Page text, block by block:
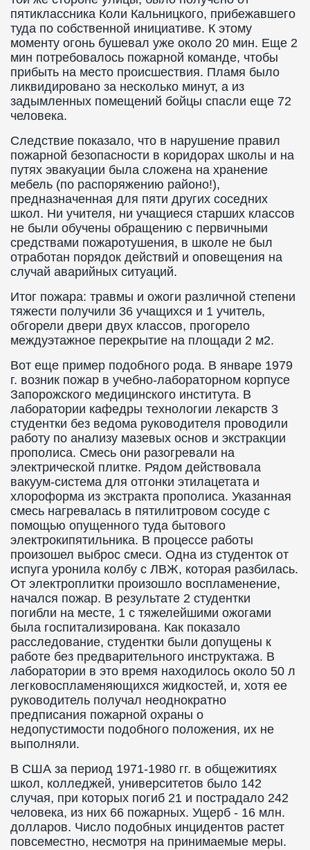
пятиклассника Коли Кальницкого, прибежавшего
туда по собственной инициативе. К этому
моменту огонь бушевал уже около 20 мин. Еще 2
мин потребовалось пожарной команде, чтобы
прибыть на место происшествия. Пламя было
ликвидировано за несколько минут, а из
задымленных помещений бойцы спасли еще 72
человека.
Следствие показало, что в нарушение правил
пожарной безопасности в коридорах школы и на
путях эвакуации была сложена на хранение
мебель (по распоряжению районо!),
предназначенная для пяти других соседних
школ. Ни учителя, ни учащиеся старших классов
не были обучены обращению с первичными
средствами пожаротушения, в школе не был
отработан порядок действий и оповещения на
случай аварийных ситуаций.
Итог пожара: травмы и ожоги различной степени
тяжести получили 36 учащихся и 1 учитель,
обгорели двери двух классов, прогорело
междуэтажное перекрытие на площади 2 м2.
Вот еще пример подобного рода. В январе 1979
г. возник пожар в учебно-лабораторном корпусе
Запорожского медицинского института. В
лаборатории кафедры технологии лекарств 3
студентки без ведома руководителя проводили
работу по анализу мазевых основ и экстракции
прополиса. Смесь они разогревали на
электрической плитке. Рядом действовала
вакуум-система для отгонки этилацетата и
хлороформа из экстракта прополиса. Указанная
смесь нагревалась в пятилитровом сосуде с
помощью опущенного туда бытового
электрокипятильника. В процессе работы
произошел выброс смеси. Одна из студенток от
испуга уронила колбу с ЛВЖ, которая разбилась.
От электроплитки произошло воспламенение,
начался пожар. В результате 2 студентки
погибли на месте, 1 с тяжелейшими ожогами
была госпитализирована. Как показало
расследование, студентки были допущены к
работе без предварительного инструктажа. В
лаборатории в это время находилось около 50 л
легковоспламеняющихся жидкостей, и, хотя ее
руководитель получал неоднократно
предписания пожарной охраны о
недопустимости подобного положения, их не
выполняли.
В США за период 1971-1980 гг. в общежитиях
школ, колледжей, университетов было 142
случая, при которых погиб 21 и пострадало 242
человека, из них 66 пожарных. Ущерб - 16 млн.
долларов. Число подобных инцидентов растет
повсеместно, несмотря на принимаемые меры.